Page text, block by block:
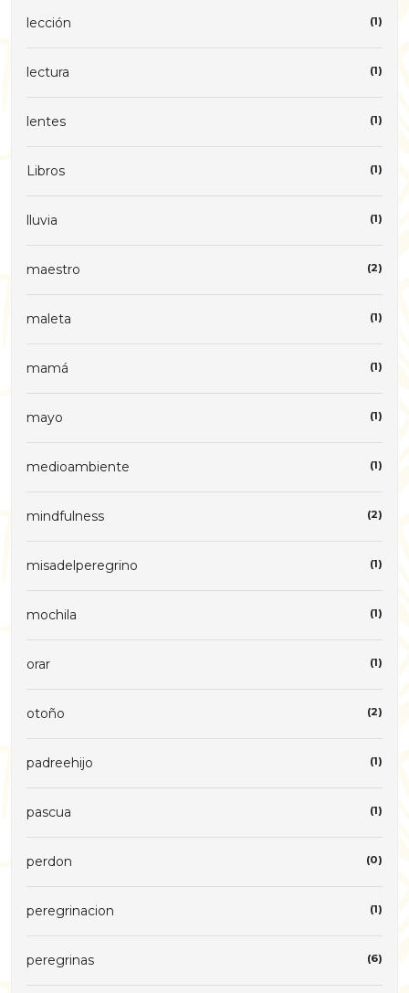
lección (1)
lectura (1)
lentes (1)
Libros (1)
lluvia (1)
maestro (2)
maleta (1)
mamá (1)
mayo (1)
medioambiente (1)
mindfulness (2)
misadelperegrino (1)
mochila (1)
orar (1)
otoño (2)
padreehijo (1)
pascua (1)
perdon (0)
peregrinacion (1)
peregrinas (6)